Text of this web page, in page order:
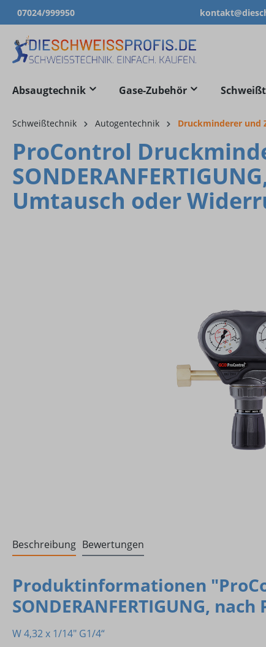
Zur Hauptnavigation springen
07024/999950
Absaugtechnik Gase-Zubehör
Schweißtechnik Autogentechnik Druckminderer und
ProControl
Umtausch oder
Beschreibung Bewertungen
Produktinformationen
SONDERANFERTIGUNG,
W 4,32 x 1/14" G1/4“